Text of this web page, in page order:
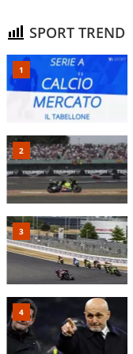
SPORT TREND